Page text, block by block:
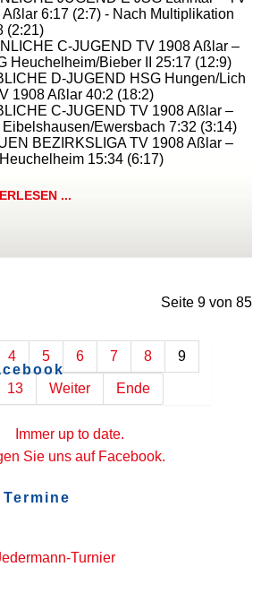
Aßlar 6:17 (2:7) - Nach Multiplikation
(2:21)
C-JUGEND TV 1908 Aßlar –
Heuchelheim/Bieber II 25:17 (12:9)
D-JUGEND HSG Hungen/Lich
1908 Aßlar 40:2 (18:2)
C-JUGEND TV 1908 Aßlar –
Eibelshausen/Ewersbach 7:32 (3:14)
BEZIRKSLIGA TV 1908 Aßlar –
15:34 (6:17)
...
Seite 9 von 85
4 5 6 7 8 9
13 Weiter Ende
Immer up to date.
Sie uns auf Facebook.
Turnier